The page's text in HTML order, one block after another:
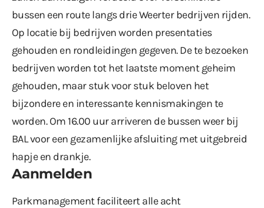
bussen een route langs drie Weerter bedrijven rijden.
Op locatie bij bedrijven worden presentaties
gehouden en rondleidingen gegeven. De te bezoeken
bedrijven worden tot het laatste moment geheim
gehouden, maar stuk voor stuk beloven het
bijzondere en interessante kennismakingen te
worden. Om 16.00 uur arriveren de bussen weer bij
BAL voor een gezamenlijke afsluiting met uitgebreid
hapje en drankje.
Aanmelden
Parkmanagement faciliteert alle acht